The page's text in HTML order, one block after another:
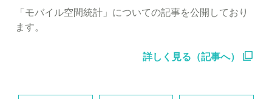
「モバイル空間統計」についての記事を公開しており
ます。
詳しく見る（記事へ）